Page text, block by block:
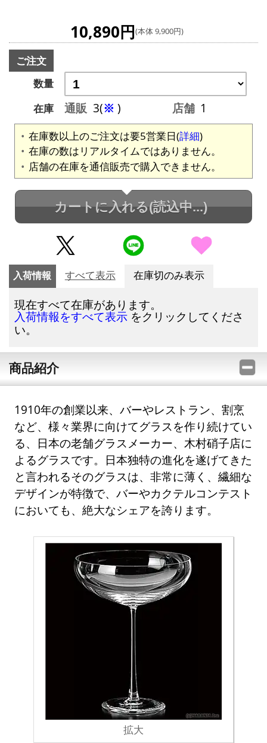
10,890円(本体 9,900円)
ご注文
数量
在庫
通販 3(※ ) 店舗 1
在庫数以上のご注文は要5営業日(詳細)
在庫の数はリアルタイムではありません。
店舗の在庫を通信販売で購入できません。
カートに入れる(読込中...)
入荷情報 すべて表示 在庫切のみ表示
現在すべて在庫があります。
入荷情報をすべて表示 をクリックしてくださ
い。
商品紹介
1910年の創業以来、バーやレストラン、割烹
など、様々業界に向けてグラスを作り続けてい
る、日本の老舗グラスメーカー、木村硝子店に
よるグラスです。日本独特の進化を遂げてきた
と言われるそのグラスは、非常に薄く、繊細な
デザインが特徴で、バーやカクテルコンテスト
においても、絶大なシェアを誇ります。
拡大